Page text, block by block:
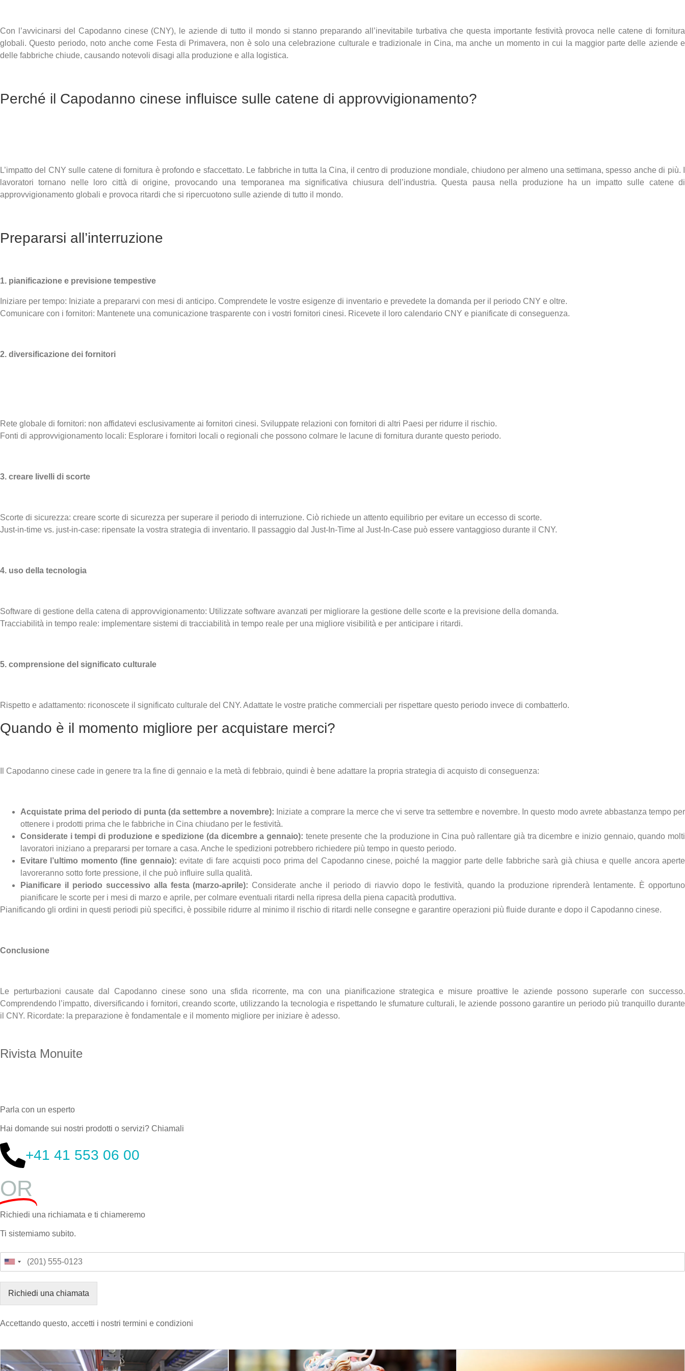
Con l’avvicinarsi del Capodanno cinese (CNY), le aziende di tutto il mondo si stanno preparando all’inevitabile turbativa che questa importante festività provoca nelle catene di fornitura
globali. Questo periodo, noto anche come Festa di Primavera, non è solo una celebrazione culturale e tradizionale in Cina, ma anche un momento in cui la maggior parte delle aziende e
delle fabbriche chiude, causando notevoli disagi alla produzione e alla logistica.
Perché il Capodanno cinese influisce sulle catene di approvvigionamento?
L’impatto del CNY sulle catene di fornitura è profondo e sfaccettato. Le fabbriche in tutta la Cina, il centro di produzione mondiale, chiudono per almeno una settimana, spesso anche di più. I
lavoratori tornano nelle loro città di origine, provocando una temporanea ma significativa chiusura dell’industria. Questa pausa nella produzione ha un impatto sulle catene di
approvvigionamento globali e provoca ritardi che si ripercuotono sulle aziende di tutto il mondo.
Prepararsi all’interruzione
1. pianificazione e previsione tempestive
Iniziare per tempo: Iniziate a prepararvi con mesi di anticipo. Comprendete le vostre esigenze di inventario e prevedete la domanda per il periodo CNY e oltre.
Comunicare con i fornitori: Mantenete una comunicazione trasparente con i vostri fornitori cinesi. Ricevete il loro calendario CNY e pianificate di conseguenza.
2. diversificazione dei fornitori
Rete globale di fornitori: non affidatevi esclusivamente ai fornitori cinesi. Sviluppate relazioni con fornitori di altri Paesi per ridurre il rischio.
Fonti di approvvigionamento locali: Esplorare i fornitori locali o regionali che possono colmare le lacune di fornitura durante questo periodo.
3. creare livelli di scorte
Scorte di sicurezza: creare scorte di sicurezza per superare il periodo di interruzione. Ciò richiede un attento equilibrio per evitare un eccesso di scorte.
Just-in-time vs. just-in-case: ripensate la vostra strategia di inventario. Il passaggio dal Just-In-Time al Just-In-Case può essere vantaggioso durante il CNY.
4. uso della tecnologia
Software di gestione della catena di approvvigionamento: Utilizzate software avanzati per migliorare la gestione delle scorte e la previsione della domanda.
Tracciabilità in tempo reale: implementare sistemi di tracciabilità in tempo reale per una migliore visibilità e per anticipare i ritardi.
5. comprensione del significato culturale
Rispetto e adattamento: riconoscete il significato culturale del CNY. Adattate le vostre pratiche commerciali per rispettare questo periodo invece di combatterlo.
Quando è il momento migliore per acquistare merci?
Il Capodanno cinese cade in genere tra la fine di gennaio e la metà di febbraio, quindi è bene adattare la propria strategia di acquisto di conseguenza:
Acquistate prima del periodo di punta (da settembre a novembre): Iniziate a comprare la merce che vi serve tra settembre e novembre. In questo modo avrete abbastanza tempo per
ottenere i prodotti prima che le fabbriche in Cina chiudano per le festività.
Considerate i tempi di produzione e spedizione (da dicembre a gennaio): tenete presente che la produzione in Cina può rallentare già tra dicembre e inizio gennaio, quando molti
lavoratori iniziano a prepararsi per tornare a casa. Anche le spedizioni potrebbero richiedere più tempo in questo periodo.
Evitare l’ultimo momento (fine gennaio): evitate di fare acquisti poco prima del Capodanno cinese, poiché la maggior parte delle fabbriche sarà già chiusa e quelle ancora aperte
lavoreranno sotto forte pressione, il che può influire sulla qualità.
Pianificare il periodo successivo alla festa (marzo-aprile): Considerate anche il periodo di riavvio dopo le festività, quando la produzione riprenderà lentamente. È opportuno
pianificare le scorte per i mesi di marzo e aprile, per colmare eventuali ritardi nella ripresa della piena capacità produttiva.
Pianificando gli ordini in questi periodi più specifici, è possibile ridurre al minimo il rischio di ritardi nelle consegne e garantire operazioni più fluide durante e dopo il Capodanno cinese.
Conclusione
Le perturbazioni causate dal Capodanno cinese sono una sfida ricorrente, ma con una pianificazione strategica e misure proattive le aziende possono superarle con successo.
Comprendendo l’impatto, diversificando i fornitori, creando scorte, utilizzando la tecnologia e rispettando le sfumature culturali, le aziende possono garantire un periodo più tranquillo durante
il CNY. Ricordate: la preparazione è fondamentale e il momento migliore per iniziare è adesso.
Rivista Monuite
Parla con un esperto
Hai domande sui nostri prodotti o servizi? Chiamali
+41 41 553 06 00
OR
Richiedi una richiamata e ti chiameremo
Ti sistemiamo subito.
Richiedi una chiamata
Accettando questo, accetti i nostri termini e condizioni